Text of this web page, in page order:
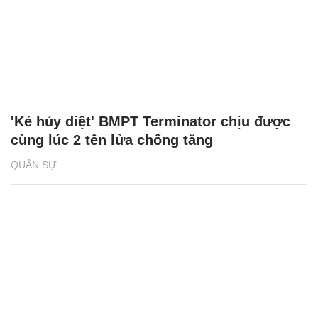
QUÂN SỰ
'Kẻ hủy diệt' BMPT Terminator chịu được
cùng lúc 2 tên lửa chống tăng